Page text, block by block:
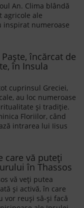
An. Clima blândă
agricole ale
inspirat numeroase
încărcat de
în Insula
cuprinsul Greciei,
au loc numeroase
și tradiție.
Floriilor, când
intrarea lui Iisus
care vă puteți
în Thassos
vă veți putea
și activă, în care
vor reuși să-și facă